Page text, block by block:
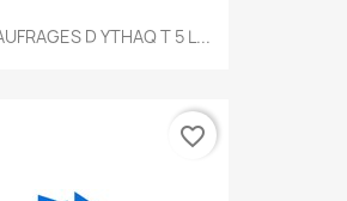
D YTHAQ T 5 L...
favorite_border